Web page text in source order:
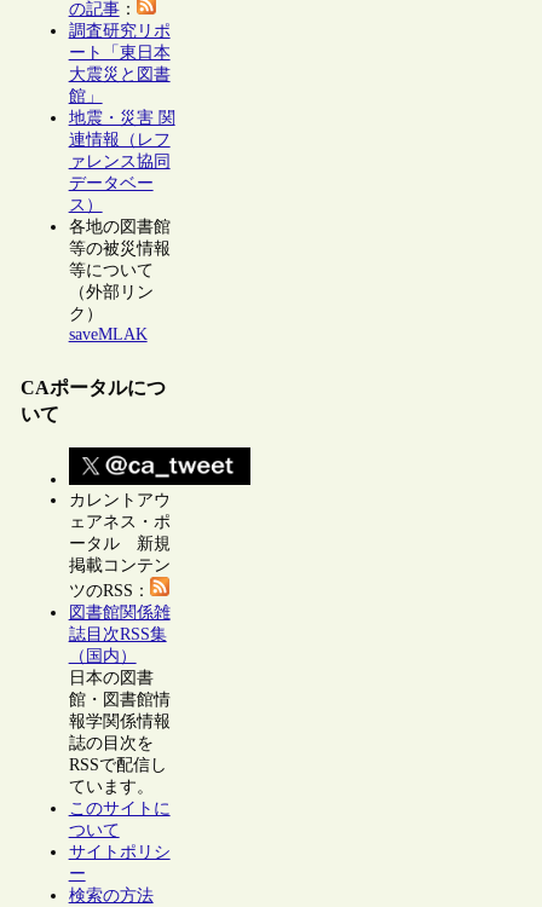
の記事：
調査研究リポ
ート「東日本
大震災と図書
館」
地震・災害 関
連情報（レフ
ァレンス協同
データベー
ス）
各地の図書館
等の被災情報
等について
（外部リン
ク）
saveMLAK
CAポータルにつ
いて
カレントアウ
ェアネス・ポ
ータル 新規
掲載コンテン
ツのRSS：
図書館関係雑
誌目次RSS集
（国内）
日本の図書
館・図書館情
報学関係情報
誌の目次を
RSSで配信し
ています。
このサイトに
ついて
サイトポリシ
ー
検索の方法